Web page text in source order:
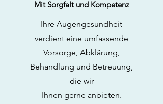
Mit Sorgfalt und Kompetenz
Ihre Augengesundheit
verdient eine umfassende
Vorsorge, Abklärung,
Behandlung und Betreuung,
die wir
Ihnen gerne anbieten.